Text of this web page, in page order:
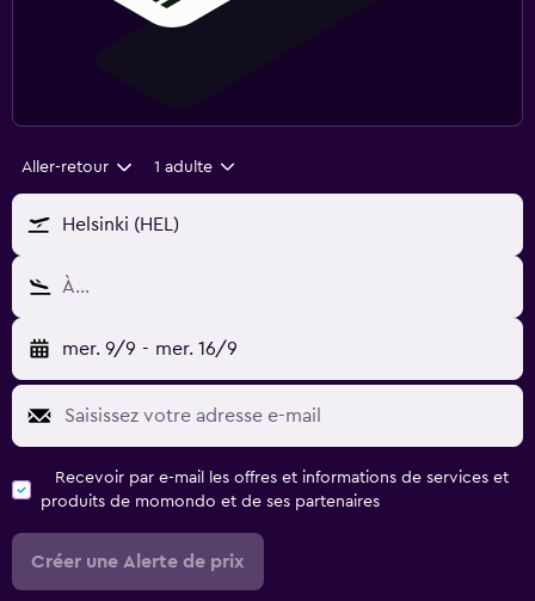
Aller-retour 1 adulte
Helsinki (HEL)
À…
mer. 9/9 - mer. 16/9
Recevoir par e-mail les offres et informations de services et
produits de momondo et de ses partenaires
Créer une Alerte de prix